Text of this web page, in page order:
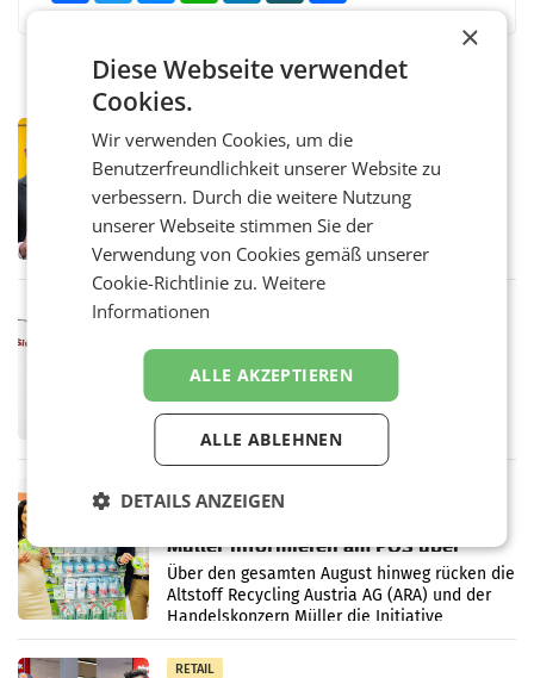
PRIMENEWS
Österreichische Post: Umsatzplus im
ersten Halbjahr trotz schwachem
Briefgeschäft
WIEN Die Österreichische Post AG hat im
ersten Halbjahr 2026 einen Konzernumsatz
von 1.544,0 Mio. EUR erwirtschaftet, was
einem Plus von 3,8 Prozent gegenüber dem
MARKETING & MEDIA
überraschend viel Gewinn
UNTERFÖHRING/MAILAND/AMSTERDAM. Der
Fernsehkonzern ProSiebenSat.1 hat im
Frühjahr dank Kostensenkungen operativ
wieder Gewinn gemacht und die
Markterwartung deutlich übertroffen.
Müller informieren am POS über
Kreislauffähigkeit
Über den gesamten August hinweg rücken die
Altstoff Recycling Austria AG (ARA) und der
Handelskonzern Müller die Initiative
„Kreislauf-Helden“ in allen österreichischen
Müller-Filialen
RETAIL
×
Diese Webseite verwendet
Cookies.
Wir verwenden Cookies, um die
Benutzerfreundlichkeit unserer Website zu
verbessern. Durch die weitere Nutzung
unserer Webseite stimmen Sie der
Verwendung von Cookies gemäß unserer
Cookie-Richtlinie zu.Weitere
Informationen
ALLE AKZEPTIEREN
ALLE ABLEHNEN
DETAILS ANZEIGEN